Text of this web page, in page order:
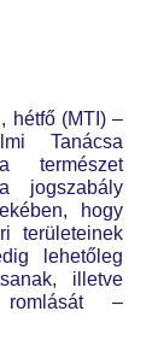
hétfő (MTI) –
Tanácsa
természet
jogszabály
hogy
területeinek
lehetőleg
illetve
romlását –